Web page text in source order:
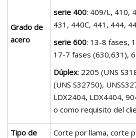
Grado de
acero
serie 400: 409/L, 410,
431, 440C, 441, 444,
serie 600: 13-8 fases,
17-7 fases (630,631),
Dúplex: 2205 (UNS
(UNS S32750),
LDX2404, LDX4404,
o como requisito del
Tipo de
Corte por llama, corte